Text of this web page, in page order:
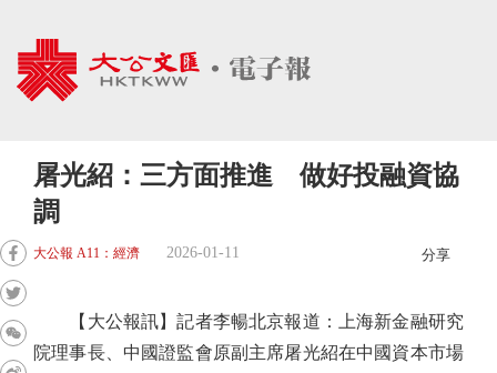
屠光紹：三方面推進 做好投融資協
調
大公報 A11：經濟 2026-01-11 分享
【大公報訊】記者李暢北京報道：上海新金融研究
院理事長、中國證監會原副主席屠光紹在中國資本市場